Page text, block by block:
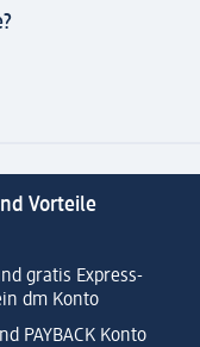
Vorteile
gratis Express-
dm Konto
PAYBACK Konto